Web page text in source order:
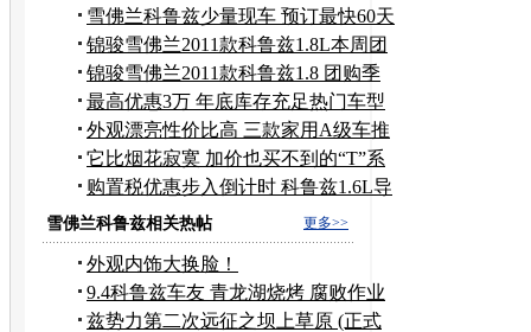
用车
雪佛兰科鲁兹少量现车 预订最快60天
提
锦骏雪佛兰2011款科鲁兹1.8L本周团
购季
锦骏雪佛兰2011款科鲁兹1.8 团购季
最高优惠3万 年底库存充足热门车型
调查
外观漂亮性价比高 三款家用A级车推
荐
它比烟花寂寞 加价也买不到的“T”系
车
购置税优惠步入倒计时 科鲁兹1.6L导
购
更多>>
雪佛兰科鲁兹相关热帖
外观内饰大换脸！
9.4科鲁兹车友 青龙湖烧烤 腐败作业
兹势力第二次远征之坝上草原 (正式